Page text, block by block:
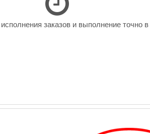
заказов и выполнение точно в